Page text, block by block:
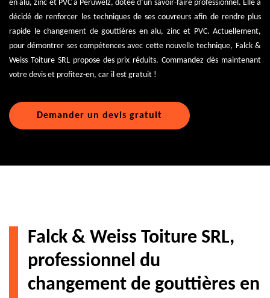
en alu, zinc et PVC à Péruwelz, dotée d’un savoir-faire professionnel. Elle a
décidé de renforcer les techniques de ses couvreurs afin de rendre plus
rapide le changement de gouttières en alu, zinc et PVC. Actuellement,
pour démontrer ses compétences avec cette nouvelle technique, Falck &
Weiss Toiture SRL propose des prix réduits. Commandez dès maintenant
votre devis et profitez-en, car il est gratuit !
Demander un devis gratuit
Falck & Weiss Toiture SRL,
professionnel du
changement de gouttières en